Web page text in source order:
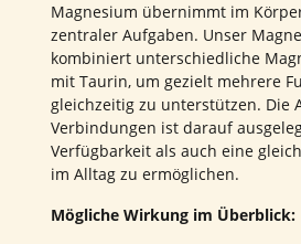
Magnesium übernimmt im
zentraler Aufgaben. Unser
kombiniert unterschiedliche
mit Taurin, um gezielt mehrere
gleichzeitig zu unterstützen. Die
Verbindungen ist darauf
Verfügbarkeit als auch eine
im Alltag zu ermöglichen.
Mögliche Wirkung im Überblick: